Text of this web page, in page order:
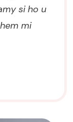
si ho u
mi